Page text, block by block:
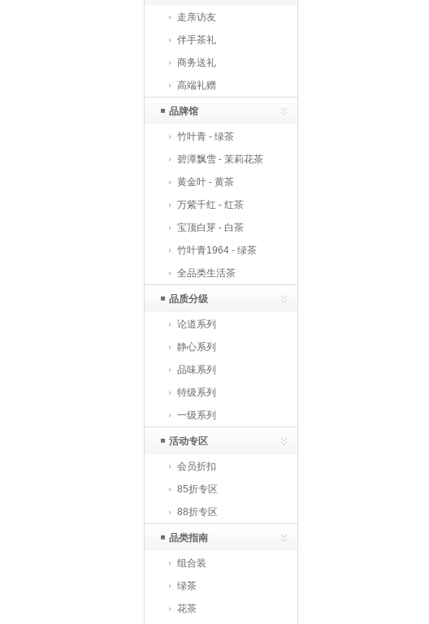
走亲访友
伴手茶礼
商务送礼
高端礼赠
品牌馆
竹叶青 - 绿茶
碧潭飘雪 - 茉莉花茶
黄金叶 - 黄茶
万紫千红 - 红茶
宝顶白芽 - 白茶
竹叶青1964 - 绿茶
全品类生活茶
品质分级
论道系列
静心系列
品味系列
特级系列
一级系列
活动专区
会员折扣
85折专区
88折专区
品类指南
组合装
绿茶
花茶